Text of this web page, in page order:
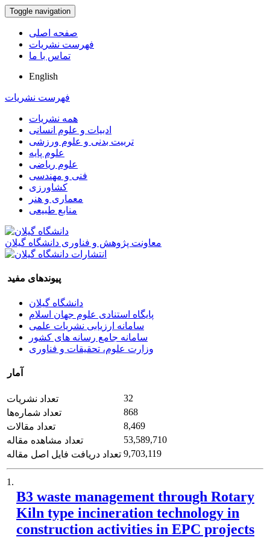
Toggle navigation
صفحه اصلی
فهرست نشریات
تماس با ما
English
فهرست نشریات
همه نشریات
ادبیات و علوم انسانی
تربیت بدنی و علوم ورزشی
علوم پایه
علوم ریاضی
فنی و مهندسی
کشاورزی
معماری و هنر
منابع طبیعی
معاونت پژوهش و فناوری دانشگاه گیلان
پیوندهای مفید
دانشگاه گیلان
پایگاه استنادی علوم جهان اسلام
سامانه ارزیابی نشریات علمی
سامانه جامع رسانه های کشور
وزارت علوم، تحقیقات و فناوری
آمار
تعداد نشریات
32
تعداد شماره‌ها
868
تعداد مقالات
8,469
تعداد مشاهده مقاله
53,589,710
تعداد دریافت فایل اصل مقاله 9,703,119
1.
B3 waste management through Rotary
Kiln type incineration technology in
construction activities in EPC projects